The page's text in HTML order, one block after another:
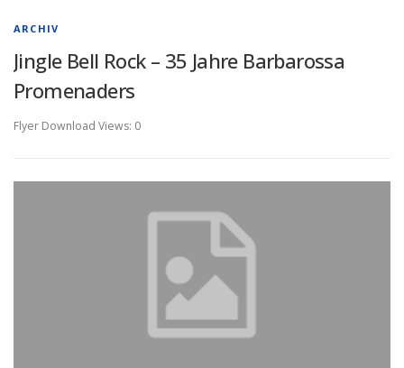
ARCHIV
Jingle Bell Rock – 35 Jahre Barbarossa
Promenaders
Flyer Download Views: 0